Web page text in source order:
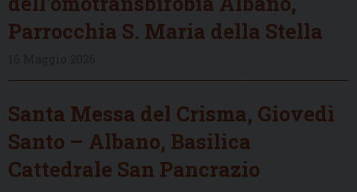
Parrocchia S. Maria della Stella
Santa Messa del Crisma, Giovedì
Santo – Albano, Basilica
Cattedrale San Pancrazio